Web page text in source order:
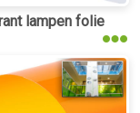
lampen folie